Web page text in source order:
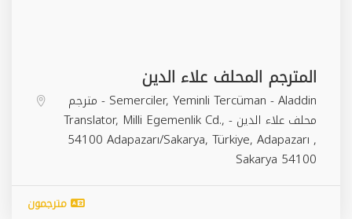
المترجم المحلف علاء الدين
Semerciler, Yeminli Tercüman - Aladdin - مترجم
محلف علاء الدين - Translator, Milli Egemenlik Cd.,
54100 Adapazarı/Sakarya, Türkiye, Adapazarı ,
Sakarya 54100
مترجمون